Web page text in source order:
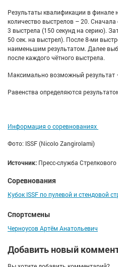
Результаты квалификации в
количество выстрелов – 20.
3 выстрела (150 секунд на серию).
50 сек. на выстрел). После 8-ми
наименьшим результатом. Далее
после каждого чётного выстрела.
Максимально возможный результат
Равенства определяются
Информация о соревнованиях
Фото: ISSF (Nicolo Zangirolami)
Источник: Пресс-служба
Соревнования
Кубок ISSF по пулевой и стендовой
Спортсмены
Черноусов Артём Анатольевич
Добавить новый